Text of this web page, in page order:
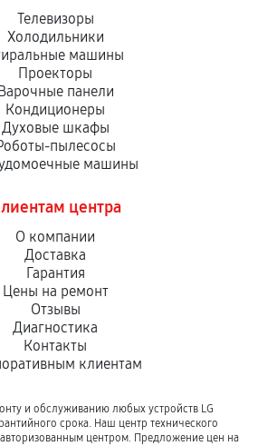
Телевизоры
Холодильники
машины
Проекторы
панели
Кондиционеры
Духовые шкафы
пылесосы
машины
центра
О компании
Доставка
Гарантия
Цены на ремонт
Отзывы
Диагностика
Контакты
клиентам
и обслуживанию любых устройств LG
срока. Наш центр технического
центром. Предложение цен на